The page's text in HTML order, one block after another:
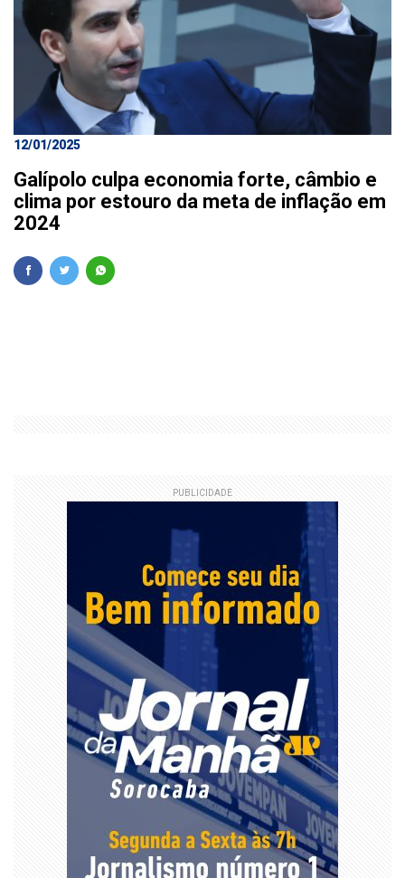
12/01/2025
Galípolo culpa economia forte, câmbio e
clima por estouro da meta de inflação em
2024
PUBLICIDADE